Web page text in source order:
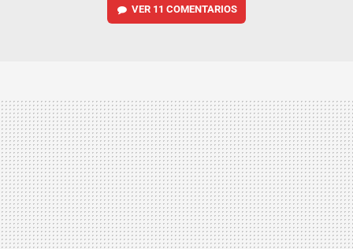
VER 11 COMENTARIOS